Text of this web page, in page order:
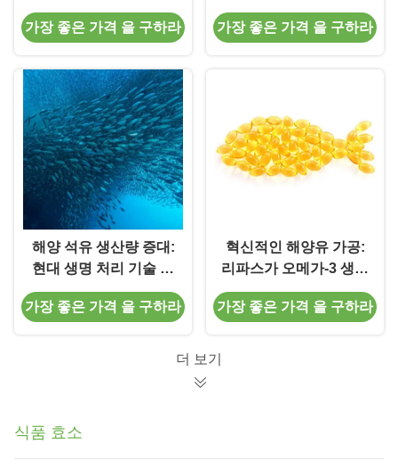
션/ 용매 단계에서 특정
유기 반응의 바이오 촉
가장 좋은 가격 을 구하라
탈리시에서 움직이지 않
는 리파스 Novozym
가장 좋은 가격 을 구하라
해양 석유 생산량 증대:
현대 생명 처리 기술 에
서 리파스의 영향
가장 좋은 가격 을 구하라
혁신적인 해양유 가공:
리파스가 오메가-3 생산
의 미래를 어떻게 형성
하고 있는가
가장 좋은 가격 을 구하라
더 보기
식품 효소